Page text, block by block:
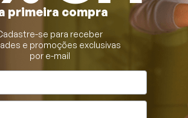
e Purificadores
primeira compra
se para receber
e promoções exclusivas
por e-mail